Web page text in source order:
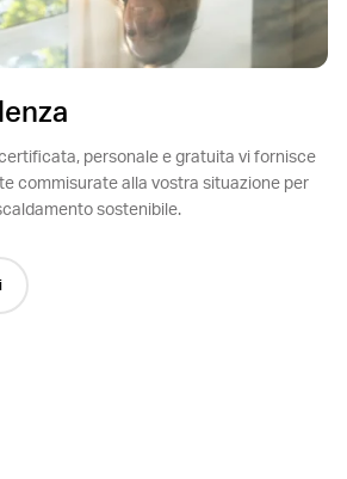
personale e gratuita vi fornisce
commisurate alla vostra situazione per
sostenibile.